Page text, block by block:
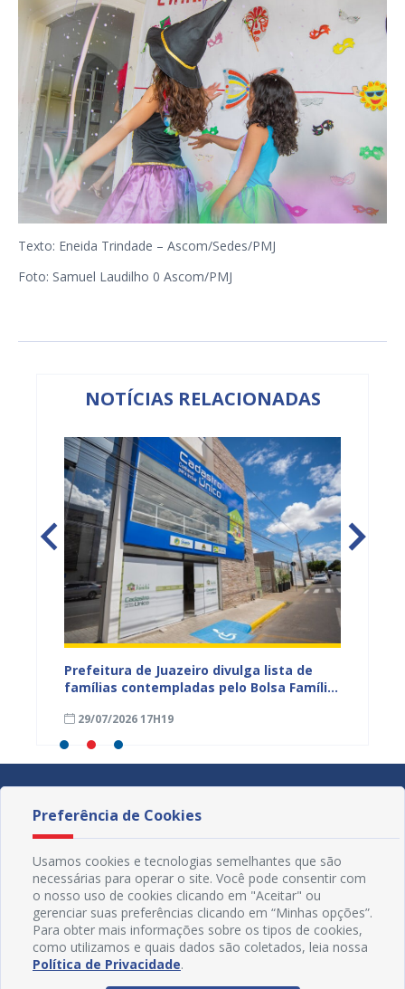
Texto: Eneida Trindade – Ascom/Sedes/PMJ
Foto: Samuel Laudilho 0 Ascom/PMJ
NOTÍCIAS RELACIONADAS
Prefeitura de Juazeiro divulga lista de
famílias contempladas pelo Bolsa Família
29/07/2026 17H19
Preferência de Cookies
Usamos cookies e tecnologias semelhantes que são
necessárias para operar o site. Você pode consentir com
o nosso uso de cookies clicando em "Aceitar" ou
gerenciar suas preferências clicando em “Minhas opções”.
Para obter mais informações sobre os tipos de cookies,
como utilizamos e quais dados são coletados, leia nossa
Política de Privacidade.